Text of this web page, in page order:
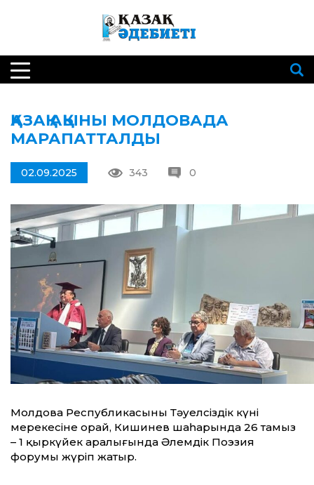
ҚАЗАҚ АҚЫНЫ МОЛДОВАДА
МАРАПАТТАЛДЫ
02.09.2025 343 0
Молдова Республикасының Тәуелсіздік күні
мерекесіне орай, Кишинев шаһарында 26 тамыз
– 1 қыркүйек аралығында Әлемдік Поэзия
форумы жүріп жатыр.